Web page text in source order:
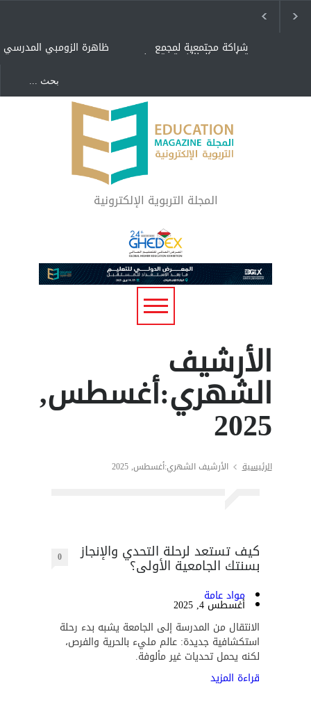
ظاهرة الزومبي المدرسي شراكة مجتمعية لمجمع
تعليمي بالطائف تستهدف
"كنت أنضرب ومافيني إلا
العافية" هل هذا مبرر
لاستمرار أسلوب التربية
المتوارث؟
لماذا تعد برامج توعية الأطفال
بخصوصية الجسد وقاية لا
فضول؟
المجلة التربوية الإلكترونية
الأرشيف
الشهري:أغسطس,
2025
الرئيسية الأرشيف الشهري:أغسطس, 2025
كيف تستعد لرحلة التحدي والإنجاز
بسنتك الجامعية الأولى؟ 0
مواد عامة
أغسطس 4, 2025
الانتقال من المدرسة إلى الجامعة يشبه بدء رحلة
استكشافية جديدة: عالم مليء بالحرية والفرص،
لكنه يحمل تحديات غير مألوفة.
قراءة المزيد